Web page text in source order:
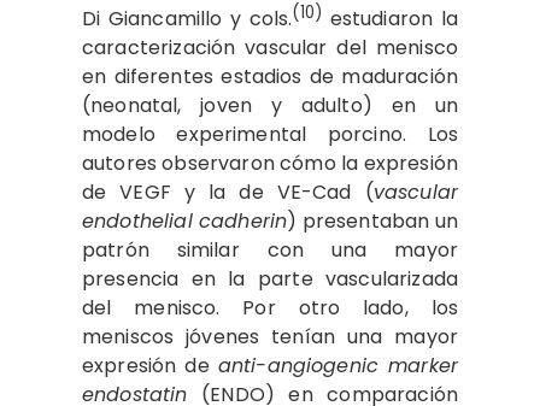
Di Giancamillo y cols.(10) estudiaron la
caracterización vascular del menisco
en diferentes estadios de maduración
(neonatal, joven y adulto) en un
modelo experimental porcino. Los
autores observaron cómo la expresión
de VEGF y la de ­VE-Cad (vascular
endothelial cadherin) presentaban un
patrón similar con una mayor
presencia en la parte vascularizada
del menisco. Por otro lado, los
meniscos jóvenes tenían una mayor
expresión de anti-angiogenic marker
endostatin (ENDO) en comparación